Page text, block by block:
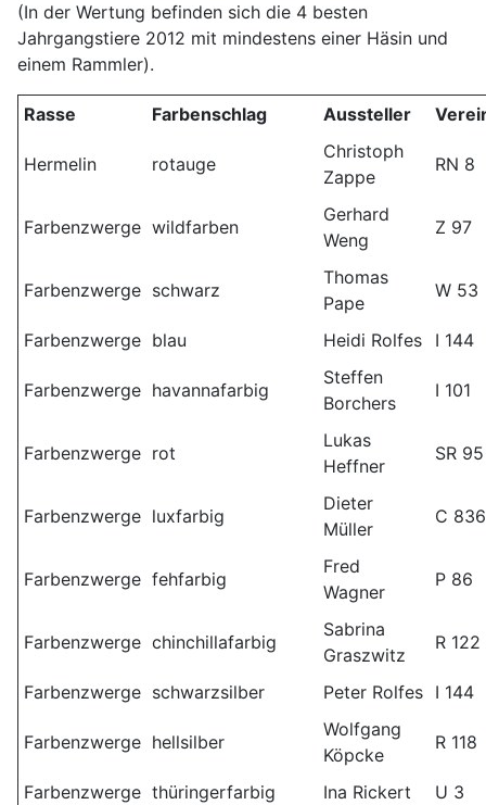
(In der Wertung befinden sich die 4 besten
Jahrgangstiere 2012 mit mindestens einer Häsin und
einem Rammler).
Rasse Farbenschlag Aussteller
Hermelin rotauge
Christoph
Zappe
RN 8
Farbenzwerge wildfarben
Gerhard
Weng
Z 97
Farbenzwerge schwarz
Thomas
Pape
W 53
Farbenzwerge blau Heidi Rolfes I 144
Farbenzwerge havannafarbig
Steffen
Borchers
I 101
Farbenzwerge rot
Lukas
Heffner
SR 95
Farbenzwerge luxfarbig
Dieter
Müller
C 836
Farbenzwerge fehfarbig
Fred
Wagner
P 86
Farbenzwerge chinchillafarbig
Sabrina
Graszwitz
R 122
Farbenzwerge schwarzsilber Peter Rolfes I 144
Farbenzwerge hellsilber
Wolfgang
Köpcke
R 118
Farbenzwerge thüringerfarbig Ina Rickert U 3